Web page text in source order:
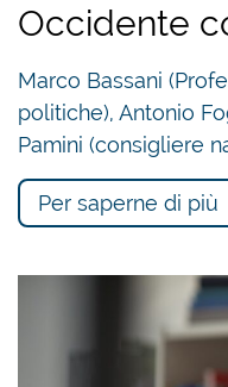
Occidente
Marco Bassani
politiche), Antonio
Pamini (consigliere
Per saperne di più